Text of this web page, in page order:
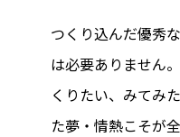
つくり込んだ優秀
は必要ありません
くりたい、みてみ
た夢・情熱こそが